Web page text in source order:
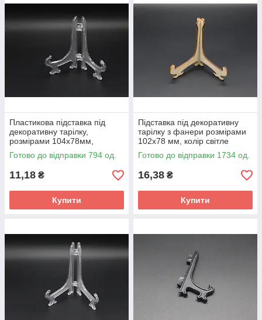
Пластикова підставка під
декоративну тарілку,
розмірами 104х78мм,
прозора з міцного пластику
Готово до відправки 794 од.
11,18 ₴
Купити
Підставка під декоративну
тарілку з фанери розмірами
102х78 мм, колір світле
дерево, без покриття
Готово до відправки 1734 од.
16,38 ₴
Купити